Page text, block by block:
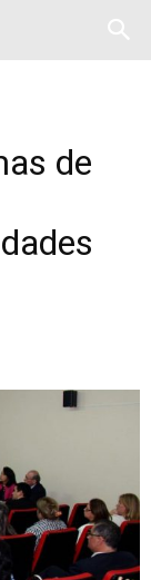
de